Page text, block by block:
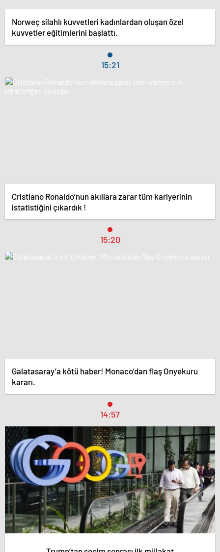
Norweç silahlı kuvvetleri kadınlardan oluşan özel
kuvvetler eğitimlerini başlattı.
15:21
Cristiano Ronaldo’nun akıllara zarar tüm kariyerinin
istatistiğini çıkardık !
15:20
Galatasaray’a kötü haber! Monaco’dan flaş Onyekuru
kararı.
14:57